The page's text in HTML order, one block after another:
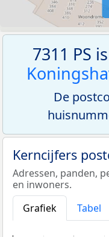
7311 PS
De
Kerncijfers
Adressen, panden,
en inwoners.
Grafiek
Tabel